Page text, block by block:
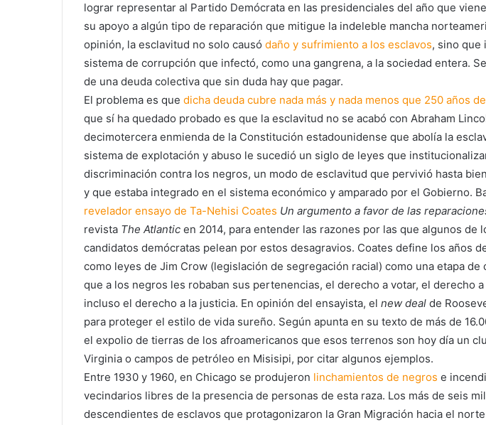
lograr representar al Partido Demócrata en las presidenciales del año que
su apoyo a algún tipo de reparación que mitigue la indeleble mancha
opinión, la esclavitud no solo causó daño y sufrimiento a los esclavos, sino que
sistema de corrupción que infectó, como una gangrena, a la sociedad entera.
de una deuda colectiva que sin duda hay que pagar.
El problema es que dicha deuda cubre nada más y nada menos que 250 años
que sí ha quedado probado es que la esclavitud no se acabó con Abraham
decimotercera enmienda de la Constitución estadounidense que abolía la
sistema de explotación y abuso le sucedió un siglo de leyes que
discriminación contra los negros, un modo de esclavitud que pervivió hasta
y que estaba integrado en el sistema económico y amparado por el Gobierno.
revelador ensayo de Ta-Nehisi Coates Un argumento a favor de las
revista The Atlantic en 2014, para entender las razones por las que algunos de
candidatos demócratas pelean por estos desagravios. Coates define los años
como leyes de Jim Crow (legislación de segregación racial) como una etapa de
que a los negros les robaban sus pertenencias, el derecho a votar, el derecho
incluso el derecho a la justicia. En opinión del ensayista, el new deal de
para proteger el estilo de vida sureño. Según apunta en su texto de más de
el expolio de tierras de los afroamericanos que esos terrenos son hoy día un
Virginia o campos de petróleo en Misisipi, por citar algunos ejemplos.
Entre 1930 y 1960, en Chicago se produjeron linchamientos de negros e
vecindarios libres de la presencia de personas de esta raza. Los más de seis
descendientes de esclavos que protagonizaron la Gran Migración hacia el